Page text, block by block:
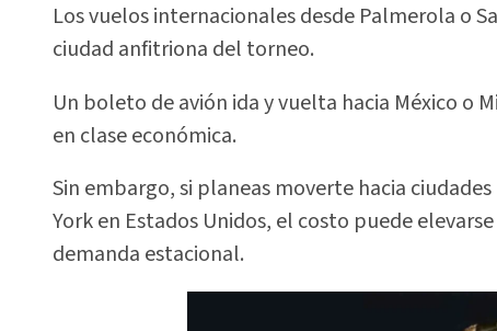
Los vuelos internacionales desde Palmerola o
ciudad anfitriona del torneo.
Un boleto de avión ida y vuelta hacia México o
en clase económica.
Sin embargo, si planeas moverte hacia
York en Estados Unidos, el costo puede
demanda estacional.